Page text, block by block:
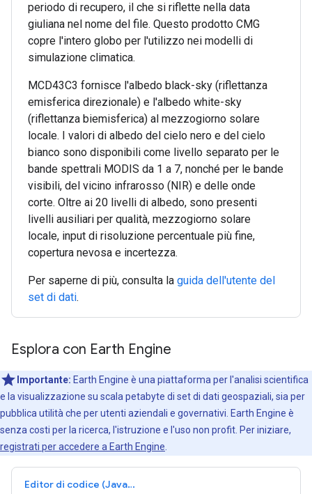
periodo di recupero, il che si riflette nella data
giuliana nel nome del file. Questo prodotto CMG
copre l'intero globo per l'utilizzo nei modelli di
simulazione climatica.
MCD43C3 fornisce l'albedo black-sky (riflettanza
emisferica direzionale) e l'albedo white-sky
(riflettanza biemisferica) al mezzogiorno solare
locale. I valori di albedo del cielo nero e del cielo
bianco sono disponibili come livello separato per le
bande spettrali MODIS da 1 a 7, nonché per le bande
visibili, del vicino infrarosso (NIR) e delle onde
corte. Oltre ai 20 livelli di albedo, sono presenti
livelli ausiliari per qualità, mezzogiorno solare
locale, input di risoluzione percentuale più fine,
copertura nevosa e incertezza.
Per saperne di più, consulta la guida dell'utente del
set di dati.
Esplora con Earth Engine
Importante: Earth Engine è una piattaforma per l'analisi scientifica
e la visualizzazione su scala petabyte di set di dati geospaziali, sia per
pubblica utilità che per utenti aziendali e governativi. Earth Engine è
senza costi per la ricerca, l'istruzione e l'uso non profit. Per iniziare,
registrati per accedere a Earth Engine
Editor di codice (JavaScript)